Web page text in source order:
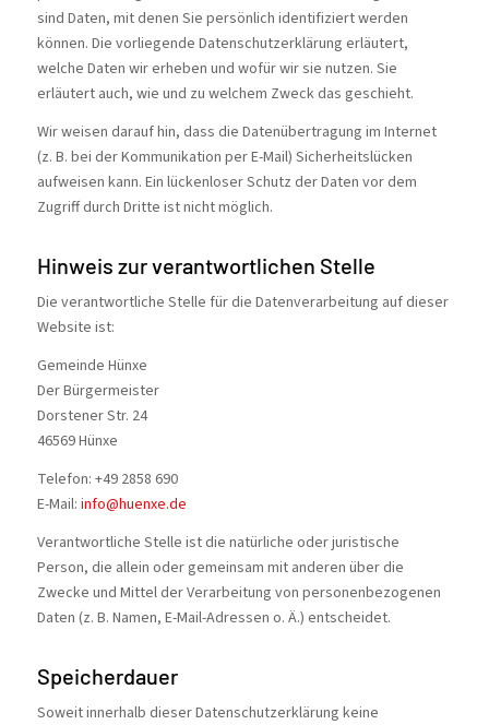
sind Daten, mit denen Sie persönlich identifiziert werden
können. Die vorliegende Datenschutzerklärung erläutert,
welche Daten wir erheben und wofür wir sie nutzen. Sie
erläutert auch, wie und zu welchem Zweck das geschieht.
Wir weisen darauf hin, dass die Datenübertragung im Internet
(z. B. bei der Kommunikation per E-Mail) Sicherheitslücken
aufweisen kann. Ein lückenloser Schutz der Daten vor dem
Zugriff durch Dritte ist nicht möglich.
Hinweis zur verantwortlichen Stelle
Die verantwortliche Stelle für die Datenverarbeitung auf dieser
Website ist:
Gemeinde Hünxe
Der Bürgermeister
Dorstener Str. 24
46569 Hünxe
Telefon: +49 2858 690
E-Mail: info@huenxe.de
Verantwortliche Stelle ist die natürliche oder juristische
Person, die allein oder gemeinsam mit anderen über die
Zwecke und Mittel der Verarbeitung von personenbezogenen
Daten (z. B. Namen, E-Mail-Adressen o. Ä.) entscheidet.
Speicherdauer
Soweit innerhalb dieser Datenschutzerklärung keine